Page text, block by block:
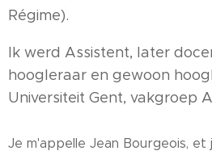
Régime).
Ik werd Assistent, later
hoogleraar en gewoon
Universiteit Gent, vakgroep
Je m'appelle Jean Bourgeois,